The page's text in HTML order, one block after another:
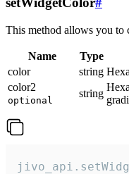
This method allows you to
Name Type
color
string
color2
optional
string